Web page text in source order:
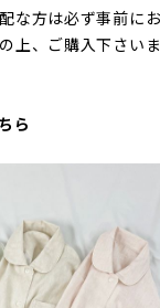
な方は必ず事前に
上、ご購入下さい
ら